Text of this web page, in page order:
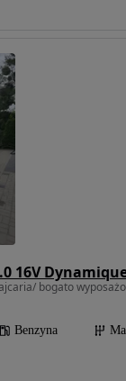
16V
Benzyna